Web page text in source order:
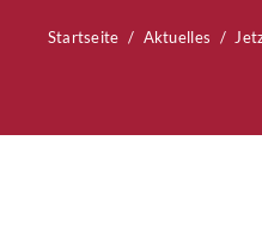
Startseite Aktuelles